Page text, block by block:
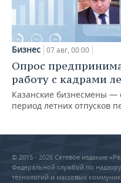
Бизнес 07 авг, 00:00
Опрос
работу с кадрами
Казанские бизнесмены —
период летних отпусков
© 2015 - 2026 Сетевое издание
Федеральной службой по
технологий и массовых